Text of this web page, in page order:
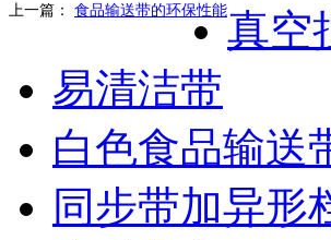
上一篇： 食品输送带的环保性能真空
易清洁带
白色食品输送
同步带加异形